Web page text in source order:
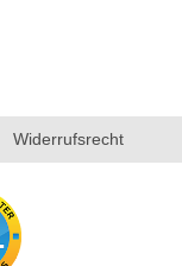
Widerrufsrecht